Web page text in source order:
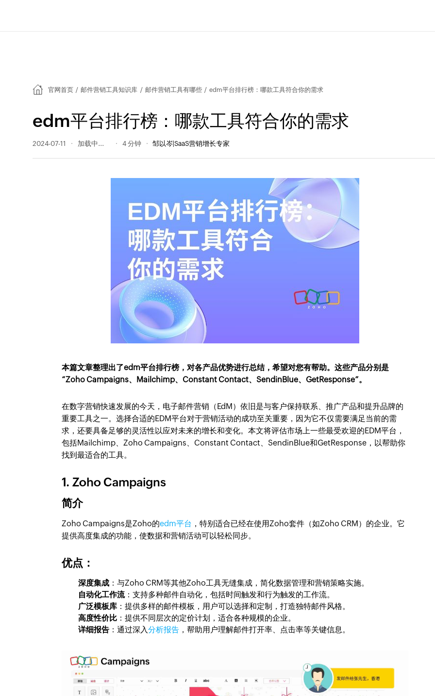
官网首页 / 邮件营销工具知识库 / 邮件营销工具有哪些 / edm平台排行榜：哪款工具符合你的需求
edm平台排行榜：哪款工具符合你的需求
2024-07-11 186 阅读量 4 分钟 邹以岑|SaaS营销增长专家
本篇文章整理出了edm平台排行榜，对各产品优势进行总结，希望对您有帮助。这些产品分别是
“Zoho Campaigns、Mailchimp、Constant Contact、SendinBlue、GetResponse”。
在数字营销快速发展的今天，电子邮件营销（EdM）依旧是与客户保持联系、推广产品和提升品牌的
重要工具之一。选择合适的EDM平台对于营销活动的成功至关重要，因为它不仅需要满足当前的需
求，还要具备足够的灵活性以应对未来的增长和变化。本文将评估市场上一些最受欢迎的EDM平台，
包括Mailchimp、Zoho Campaigns、Constant Contact、SendinBlue和GetResponse，以帮助你
找到最适合的工具。
1. Zoho Campaigns
简介
Zoho Campaigns是Zoho的edm平台 ，特别适合已经在使用Zoho套件（如Zoho CRM）的企业。它
提供高度集成的功能，使数据和营销活动可以轻松同步。
优点：
深度集成 ：与Zoho CRM等其他Zoho工具无缝集成，简化数据管理和营销策略实施。
自动化工作流：支持多种邮件自动化，包括时间触发和行为触发的工作流。
广泛模板库 ：提供多样的邮件模板，用户可以选择和定制，打造独特邮件风格。
高度性价比 ：提供不同层次的定价计划，适合各种规模的企业。
详细报告 ：通过深入分析报告 ，帮助用户理解邮件打开率、点击率等关键信息。